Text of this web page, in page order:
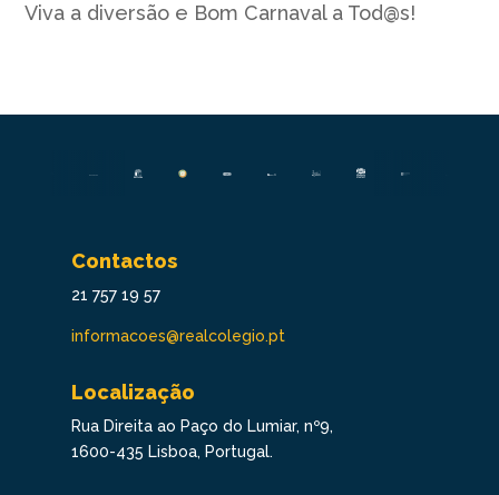
Viva a diversão e Bom Carnaval a Tod@s!
Contactos
21 757 19 57
informacoes@realcolegio.pt
Localização
Rua Direita ao Paço do Lumiar, nº9,
1600-435 Lisboa, Portugal.